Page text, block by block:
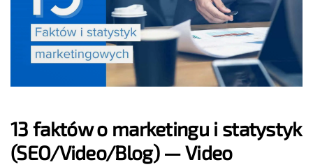
13 faktów o marketingu i statystyk
(SEO/Video/Blog) — Video